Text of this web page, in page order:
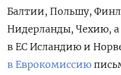
Балтии, Польшу,
Нидерланды, Чехию,
в ЕС Исландию и
в Еврокомиссию